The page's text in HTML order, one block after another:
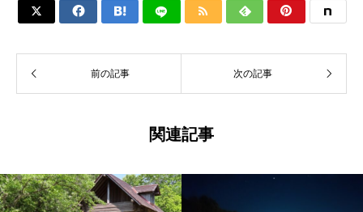
     
前の記事 次の記事
関連記事